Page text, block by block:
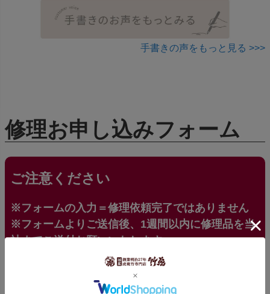
手書きの声をもっと見る >>>
修理お申し込みフォーム
ご注意ください
※フォームの入力＝修理依頼完了ではありません
※フォームよりご送信後、1週間以内に修理品を当
社までご送付お願いいたします。
※見積後、修理をご希望されない場合は代金引換
にて修理品を返送いたします。返送料800円（北海
道・沖縄は1,500円）と代引手数料300円はお客様